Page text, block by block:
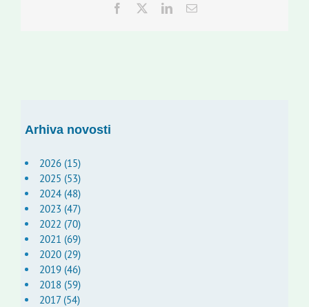
Facebook
TwitterLinkedInEmail:
Arhiva novosti
2026 (15)
2025 (53)
2024 (48)
2023 (47)
2022 (70)
2021 (69)
2020 (29)
2019 (46)
2018 (59)
2017 (54)